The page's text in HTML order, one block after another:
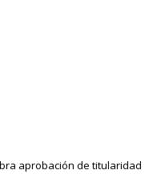
aprobación de titularidad